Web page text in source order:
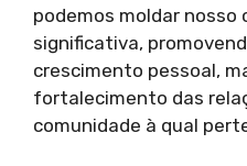
podemos moldar nosso
significativa,
crescimento pessoal,
fortalecimento das
comunidade à qual